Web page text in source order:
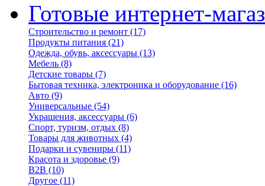
Готовые интернет-
Строительство и ремонт (17)
Продукты питания (21)
Одежда, обувь, аксессуары (13)
Мебель (8)
Детские товары (7)
Бытовая техника, электроника и оборудование (16)
Авто (9)
Универсальные (54)
Украшения, аксессуары (6)
Спорт, туризм, отдых (8)
Товары для животных (4)
Подарки и сувениры (11)
Красота и здоровье (9)
B2B (10)
Другое (11)